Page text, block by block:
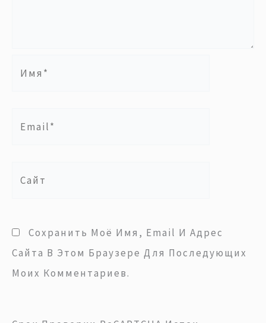
Сохранить Моё Имя, Email И Адрес
Сайта В Этом Браузере Для Последующих
Моих Комментариев.